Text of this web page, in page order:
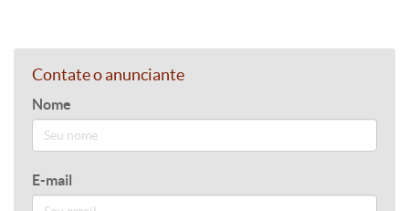
Contate o anunciante
Nome
E-mail